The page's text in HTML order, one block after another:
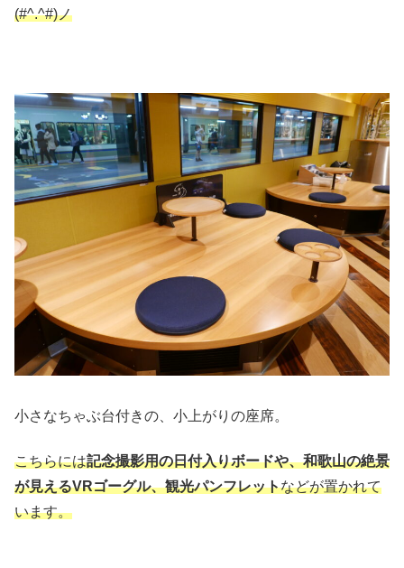
(#^.^#)ノ
小さなちゃぶ台付きの、小上がりの座席。
こちらには記念撮影用の日付入りボードや、和歌山の絶景
が見えるVRゴーグル、観光パンフレットなどが置かれて
います。